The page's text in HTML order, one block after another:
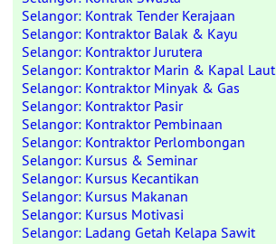
Selangor: Kontrak Tender Kerajaan
Selangor: Kontraktor Balak & Kayu
Selangor: Kontraktor Jurutera
Selangor: Kontraktor Marin & Kapal Laut
Selangor: Kontraktor Minyak & Gas
Selangor: Kontraktor Pasir
Selangor: Kontraktor Pembinaan
Selangor: Kontraktor Perlombongan
Selangor: Kursus & Seminar
Selangor: Kursus Kecantikan
Selangor: Kursus Makanan
Selangor: Kursus Motivasi
Selangor: Ladang Getah Kelapa Sawit